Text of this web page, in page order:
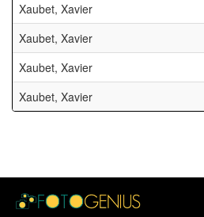
Xaubet, Xavier
Xaubet, Xavier
Xaubet, Xavier
Xaubet, Xavier